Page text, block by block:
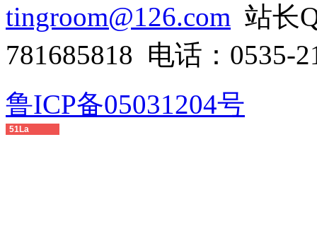
tingroom@126.com 站长
781685818 电话：0535-
鲁ICP备05031204号
51La